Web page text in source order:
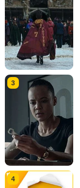
3
4